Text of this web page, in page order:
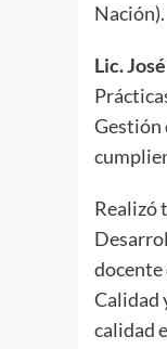
Nación).
Lic.
Gestión
Realizó
docente
Calidad
calidad